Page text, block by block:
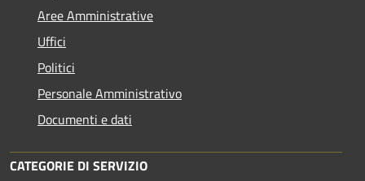
Aree Amministrative
Uffici
Politici
Personale Amministrativo
Documenti e dati
CATEGORIE DI SERVIZIO